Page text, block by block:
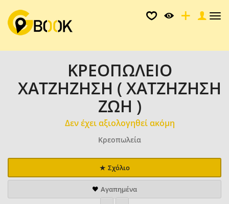
ΚΡΕΟΠΩΛΕΙΟ
ΧΑΤΖΗΖΗΣΗ ( ΧΑΤΖΗΖΗΣΗ
ΖΩΗ )
Δεν έχει αξιολογηθεί ακόμη
Κρεοπωλεία
Σχόλιο
Αγαπημένα